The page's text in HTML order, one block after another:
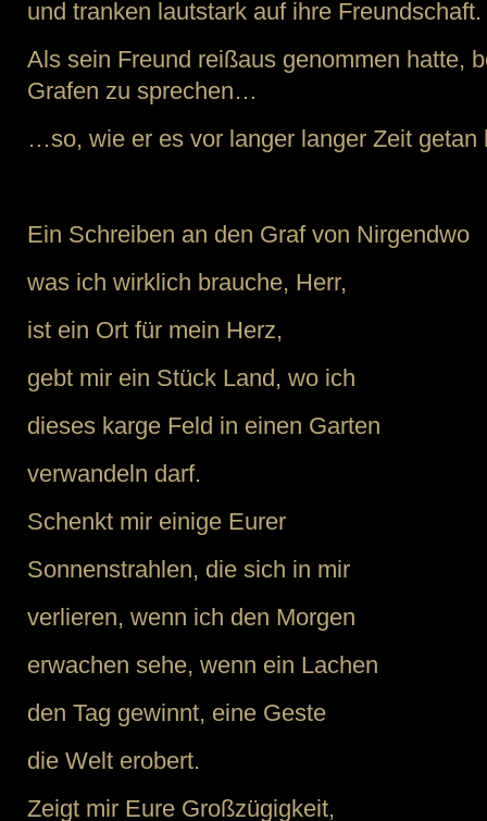
und tranken lautstark auf ihre Freundschaft.
Als sein Freund reißaus genommen hatte,
Grafen zu sprechen…
…so, wie er es vor langer langer Zeit getan
Ein Schreiben an den Graf von Nirgendwo
was ich wirklich brauche, Herr,
ist ein Ort für mein Herz,
gebt mir ein Stück Land, wo ich
dieses karge Feld in einen Garten
verwandeln darf.
Schenkt mir einige Eurer
Sonnenstrahlen, die sich in mir
verlieren, wenn ich den Morgen
erwachen sehe, wenn ein Lachen
den Tag gewinnt, eine Geste
die Welt erobert.
Zeigt mir Eure Großzügigkeit,